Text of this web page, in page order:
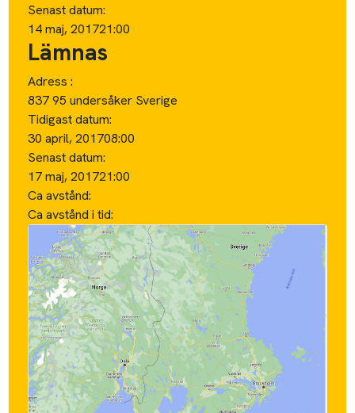
Senast datum:
14 maj, 201721:00
Lämnas
Adress :
837 95 undersåker Sverige
Tidigast datum:
30 april, 201708:00
Senast datum:
17 maj, 201721:00
Ca avstånd:
Ca avstånd i tid: